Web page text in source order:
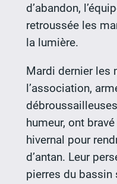
d’abandon,
retroussée les
la lumière.
Mardi dernier les
l’association,
humeur, ont
hivernal pour
d’antan. Leur
pierres du